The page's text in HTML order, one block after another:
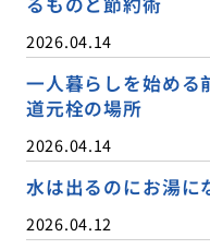
2026.04.14
一人暮らしを始める
道元栓の場所
2026.04.14
水は出るのにお湯に
2026.04.12